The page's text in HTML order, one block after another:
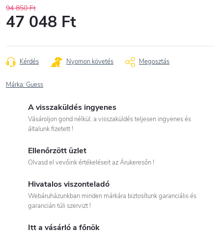
94 850 Ft
47 048 Ft
Kérdés Nyomon követés Megosztás
Márka: Guess
A visszaküldés ingyenes
Vásároljon gond nélkül, a visszaküldés teljesen ingyenes és
általunk fizetett !
Ellenőrzött üzlet
Olvasd el vevőink értékeléseit az Árukeresőn !
Hivatalos viszonteladó
Webáruházunkban minden márkára biztosítunk garanciális és
garancián túli szervizt !
Itt a vásárló a főnök